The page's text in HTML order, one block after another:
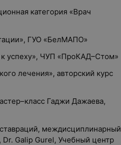
категория «Врач
ГУО «БелМАПО»
успеху», ЧУП «ПроКАД–Стом»
лечения», авторский курс
Гаджи Дажаева,
междисциплинарный
Dr. Galip Gurel, Учебный центр